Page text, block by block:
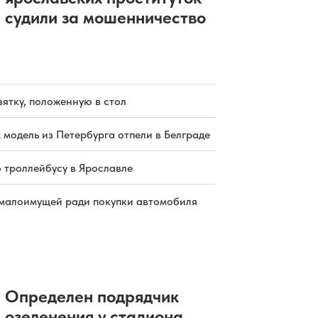
судили за мошенничество
положенную в стол
из Петербурга отпели в Белграде
троллейбусу в Ярославле
ради покупки автомобиля
Определен подрядчик